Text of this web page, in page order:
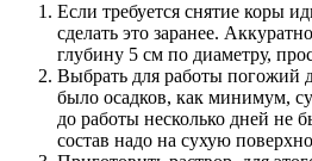
Если требуется снятие коры
сделать это заранее.
глубину 5 см по диаметру,
Выбрать для работы погожий
было осадков, как минимум,
до работы несколько дней не
состав надо на сухую